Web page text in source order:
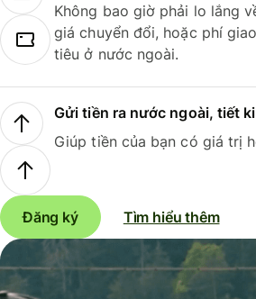
Không bao giờ phải lo lắng
giá chuyển đổi, hoặc phí
tiêu ở nước ngoài.
Gửi tiền ra nước ngoài, tiết
Giúp tiền của bạn có giá trị
Đăng ký Tìm hiểu thêm